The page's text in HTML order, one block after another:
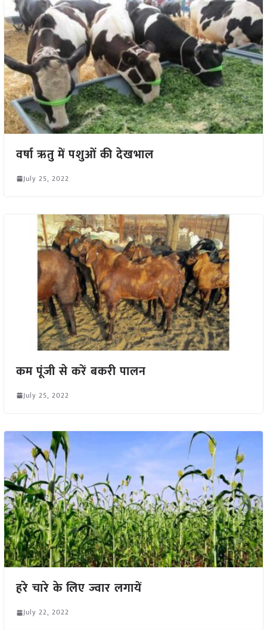
वर्षा ऋतु में पशुओं की देखभाल
July 25, 2022
कम पूंजी से करें बकरी पालन
July 25, 2022
हरे चारे के लिए ज्वार लगायें
July 22, 2022